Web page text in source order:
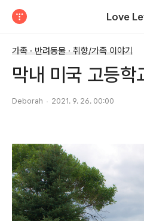
Love
가족 · 반려동물 · 취향/가족 이야기
막내 미국 고등학
Deborah 2021. 9. 26. 00:00